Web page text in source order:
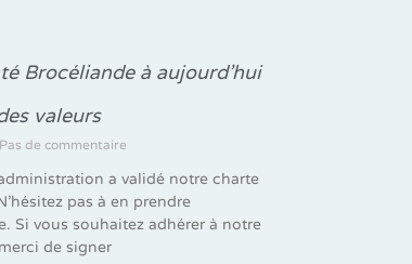
Brocéliande à aujourd’hui
valeurs
Pas de commentaire
a validé notre charte
pas à en prendre
Si vous souhaitez adhérer à notre
de signer